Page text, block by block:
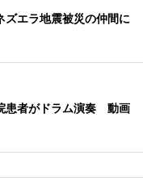
ズエラ地震被災の仲間に
患者がドラム演奏 動画